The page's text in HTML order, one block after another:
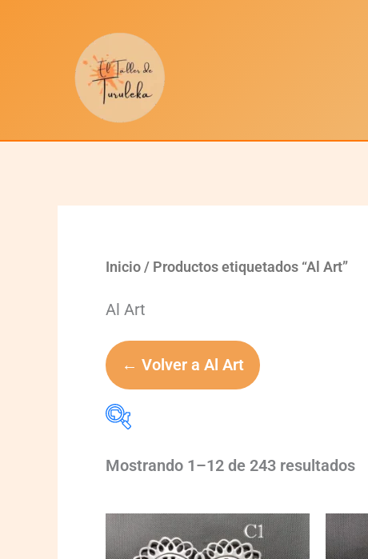
Inicio/ Productos etiquetados “Al Art”
Al Art
← Volver a Al Art
marca
Mostrando 1–12 de 243 resultados
C001
quantity
C002
quantity